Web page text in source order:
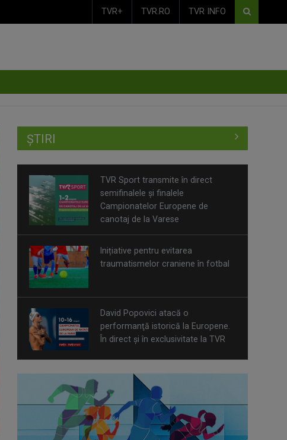
TVR+ TVR.RO TVR INFO
ȘTIRI
TVR Sport transmite în direct
semifinalele și finalele
Campionatelor Europene de
canotaj de la Varese
Inițiative pentru evitarea
traumatismelor craniene în fotbal
David Popovici atacă o
performanţă istorică la Europene.
În direct şi în exclusivitate la TVR
Spectacol total la TVR: David
Popovici și tricolorii luptă pentru
aur la Europenele de Natație de la
Paris